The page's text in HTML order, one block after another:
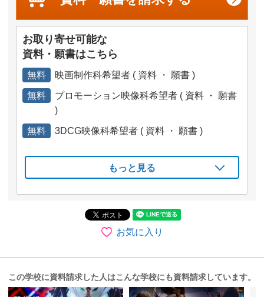
お取り寄せ可能な
資料・願書はこちら
無料 映画制作科希望者 ( 資料 ・ 願書 )
無料
プロモーション映像科希望者 ( 資料 ・ 願書
)
無料 3DCG映像科希望者 ( 資料 ・ 願書 )
もっと見る
お気に入り
この学校に資料請求した人はこんな学校にも資料請求しています。